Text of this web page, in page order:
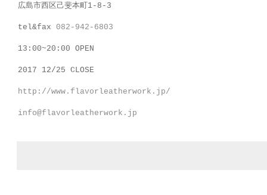
広島市西区己斐本町1-8-3
tel&fax 082-942-6803
13:00~20:00 OPEN
2017 12/25 CLOSE
http://www.flavorleatherwork.jp/
info@flavorleatherwork.jp